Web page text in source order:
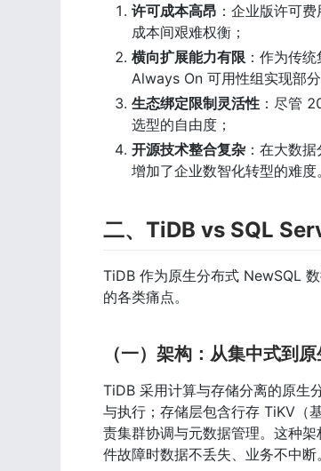
许可成本高昂 ：企业版许可
成本间艰难权衡；
横向扩展能力有限 ：作为传
Always On 可用性组实现部
生态绑定限制灵活性 ：尽管
选型的自由度；
开源技术整合复杂 ：在大数
增加了企业数智化转型的难度。
二、TiDB vs SQL
TiDB 作为原生分布式 NewSQL
的各类痛点。
（一）架构：从集中式到
TiDB 采用计算与存储分离的原生
与执行；存储层包含行存 TiKV（
责集群协调与元数据管理。这种
件故障时数据不丢失、业务不中断。